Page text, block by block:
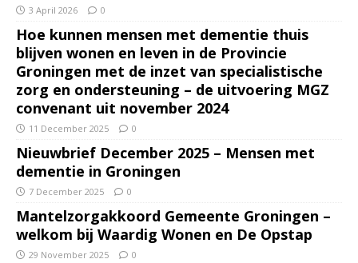
3 April 2026 0
Hoe kunnen mensen met dementie thuis
blijven wonen en leven in de Provincie
Groningen met de inzet van specialistische
zorg en ondersteuning – de uitvoering MGZ
convenant uit november 2024
11 December 2025 0
Nieuwbrief December 2025 – Mensen met
dementie in Groningen
7 December 2025 0
Mantelzorgakkoord Gemeente Groningen –
welkom bij Waardig Wonen en De Opstap
29 November 2025 0